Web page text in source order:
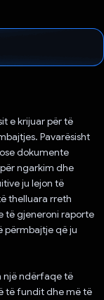
e krijuar për të
Pavarësisht
dokumente
ngarkim dhe
ju lejon të
thelluara rreth
të gjeneroni raporte
përmbajtje që ju
një ndërfaqe të
të fundit dhe më të